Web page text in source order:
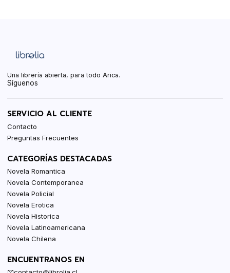
Una librería abierta, para todo Arica.
Síguenos
SERVICIO AL CLIENTE
Contacto
Preguntas Frecuentes
CATEGORÍAS DESTACADAS
Novela Romantica
Novela Contemporanea
Novela Policial
Novela Erotica
Novela Historica
Novela Latinoamericana
Novela Chilena
ENCUENTRANOS EN